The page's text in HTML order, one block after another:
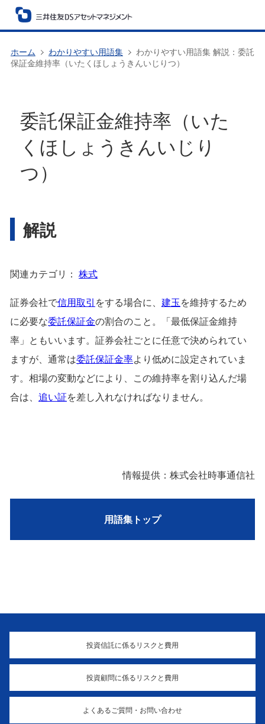
ホーム わかりやすい用語集
わかりやすい用語集 解説：委託
保証金維持率（いたくほしょうきんいじりつ）
委託保証金維持率（いた
くほしょうきんいじり
つ）
解説
関連カテゴリ： 株式
証券会社で信用取引 をする場合に、 建玉を維持するため
に必要な委託保証金の割合のこと。「最低保証金維持
率」ともいいます。証券会社ごとに任意で決められてい
ますが、通常は委託保証金率より低めに設定されていま
す。相場の変動などにより、この維持率を割り込んだ場
合は、 追い証を差し入れなければなりません。
情報提供：株式会社時事通信社
用語集トップ
投資信託に係るリスクと費用
投資顧問に係るリスクと費用
よくあるご質問・お問い合わせ